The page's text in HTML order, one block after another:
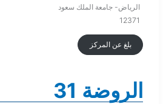
الرياض- جامعة الملك سعود
12371
بلغ عن المركز
الروضة 31